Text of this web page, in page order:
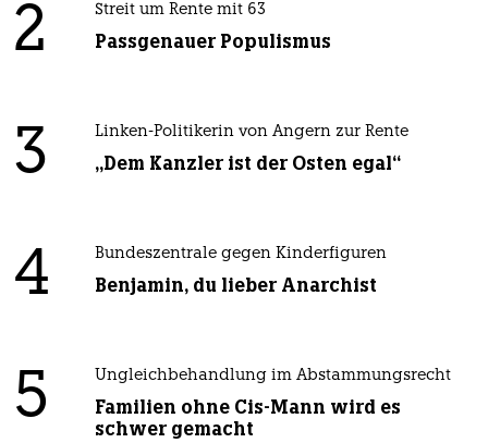
2 Streit um Rente mit 63
Passgenauer Populismus
3 Linken-Politikerin von Angern zur Rente
„Dem Kanzler ist der Osten egal“
4 Bundeszentrale gegen Kinderfiguren
Benjamin, du lieber Anarchist
5 Ungleichbehandlung im Abstammungsrecht
Familien ohne Cis-Mann wird es
schwer gemacht